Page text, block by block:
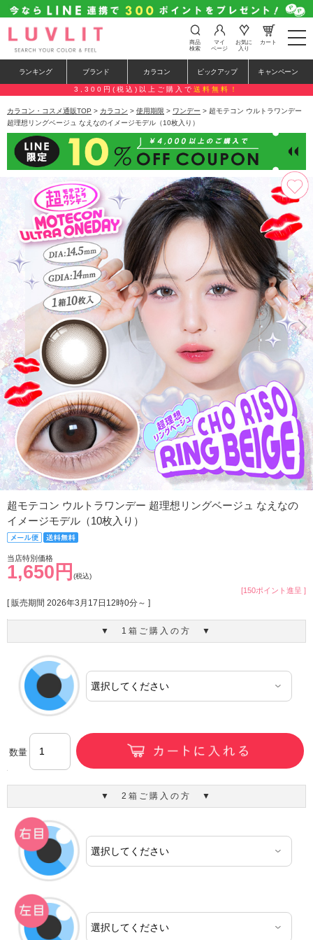
t
o
e
n
a
a
i
o
n
商品
検索
マイ
ページ
お気に
入り
カート
ランキング ブランド カラコン ピックアップ キャンペーン
3,300円(税込)以上ご購入で 送料無料！
カラコン・コスメ通販TOP > カラコン > 使用期限 > ワンデー > 超モテコン ウルトラワンデー
超理想リングベージュ なえなのイメージモデル（10枚入り）
超モテコン ウルトラワンデー 超理想リングベージュ なえなの
イメージモデル（10枚入り）
当店特別価格
1,650円 (税込)
[150ポイント進呈 ]
[ 販売期間 2026年3月17日12時0分～ ]
▼ 1箱ご購入の方 ▼
数量
▼ 2箱ご購入の方 ▼